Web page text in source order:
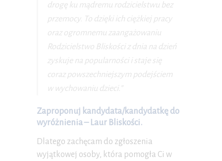
drogę ku mądremu rodzicielstwu bez
przemocy. To dzięki ich ciężkiej pracy
oraz ogromnemu zaangażowaniu
Rodzicielstwo Bliskości z dnia na dzień
zyskuje na popularności i staje się
coraz powszechniejszym podejściem
w wychowaniu dzieci.”
Zaproponuj kandydata/kandydatkę do
wyróżnienia – Laur Bliskości.
Dlatego zachęcam do zgłoszenia
wyjątkowej osoby, która pomogła Ci w